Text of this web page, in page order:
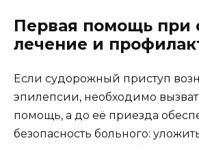
Первая помощь при
лечение и
Если судорожный приступ
эпилепсии, необходимо
помощь, а до её приезда
безопасность больного: